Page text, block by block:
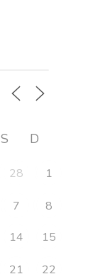
S D
28 1
7
8
14 15
21 22